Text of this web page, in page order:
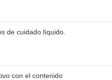
de cuidado líquido.
con el contenido